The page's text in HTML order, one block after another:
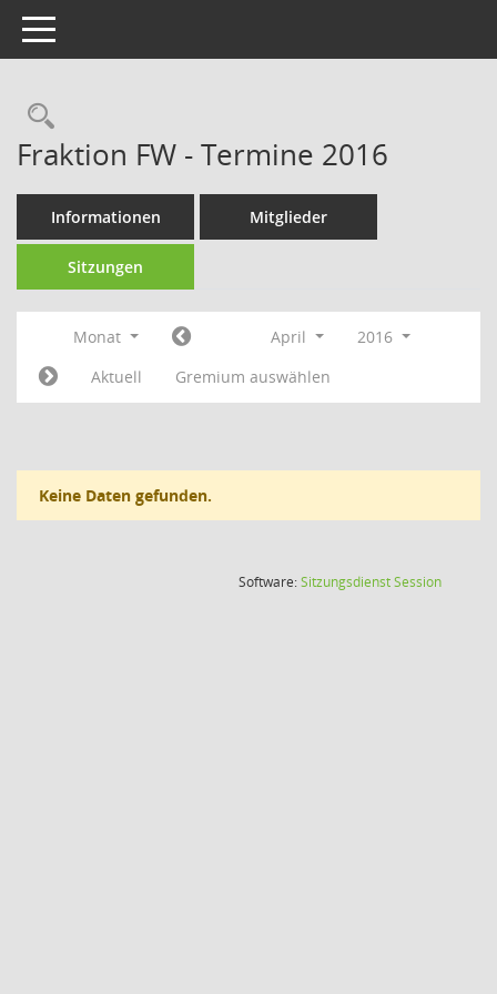
Toggle navigation
Fraktion FW - Termine 2016
Informationen Mitglieder
Sitzungen
Monat April
2016
Aktuell
Gremium auswählen
Keine Daten gefunden.
Software:SitzungsdienstSession(Wird in